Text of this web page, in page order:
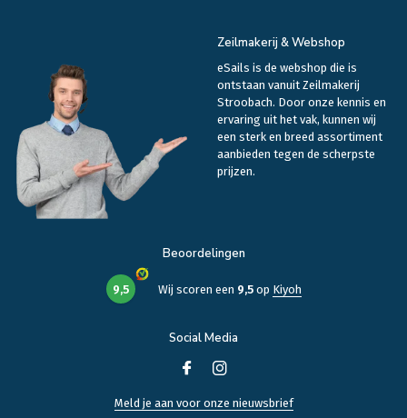
Zeilmakerij & Webshop
eSails is de webshop die is
ontstaan vanuit Zeilmakerij
Stroobach. Door onze kennis en
ervaring uit het vak, kunnen wij
een sterk en breed assortiment
aanbieden tegen de scherpste
prijzen.
Beoordelingen
9,5 Wij scoren een 9,5op Kiyoh
Social Media
Meld je aan voor onze nieuwsbrief